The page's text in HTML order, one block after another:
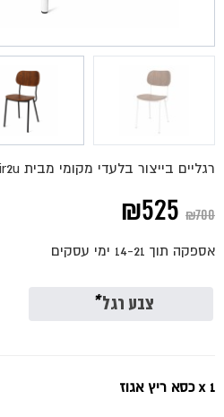
רגליים בייצור בלעדי מקומי מבית Chair2u.
₪700
המחיר
המקורי
₪700.
₪525
הנוכחי
₪525.
אספקה תוך 14-21 ימי עסקים
צבע רגל*
x 1כסא ריץ אגוז